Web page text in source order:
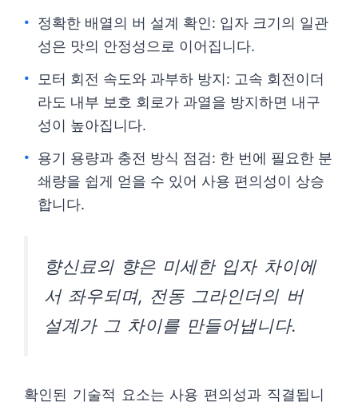
정확한 배열의 버 설계 확인: 입자 크기의 일관
성은 맛의 안정성으로 이어집니다.
모터 회전 속도와 과부하 방지: 고속 회전이더
라도 내부 보호 회로가 과열을 방지하면 내구
성이 높아집니다.
용기 용량과 충전 방식 점검: 한 번에 필요한 분
쇄량을 쉽게 얻을 수 있어 사용 편의성이 상승
합니다.
향신료의 향은 미세한 입자 차이에
서 좌우되며, 전동 그라인더의 버
설계가 그 차이를 만들어냅니다.
확인된 기술적 요소는 사용 편의성과 직결됩니